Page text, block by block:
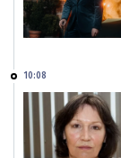
10:08